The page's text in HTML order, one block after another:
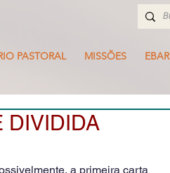
PASTORAL MISSÕES EBAR
DIVIDIDA
a primeira carta